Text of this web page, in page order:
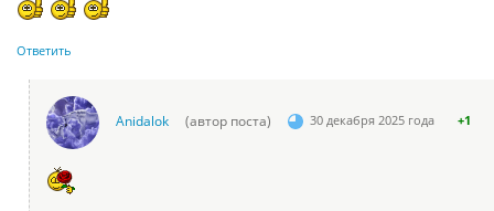
Ответить
Anidalok (автор поста) 30 декабря 2025 года +1